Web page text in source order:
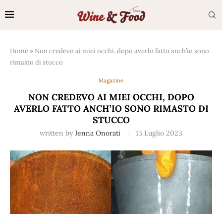
Home » Non credevo ai miei occhi, dopo averlo fatto anch’io sono
rimasto di stucco
Magazine
NON CREDEVO AI MIEI OCCHI, DOPO
AVERLO FATTO ANCH’IO SONO RIMASTO DI
STUCCO
written by Jenna Onorati 13 Luglio 2023